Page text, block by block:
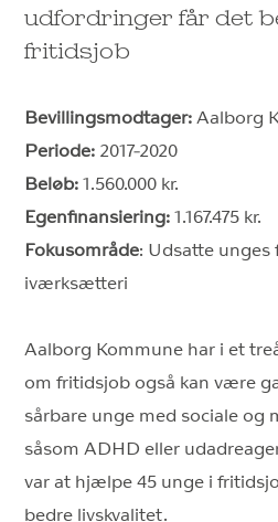
udfordringer får det
fritidsjob
Bevillingsmodtager: Aalborg
Periode: 2017-2020
Beløb: 1.560.000 kr.
Egenfinansiering: 1.167.475 kr.
Fokusområde: Udsatte unges
iværksætteri
Aalborg Kommune har i et
om fritidsjob også kan være
sårbare unge med sociale og
såsom ADHD eller
var at hjælpe 45 unge i
bedre livskvalitet.